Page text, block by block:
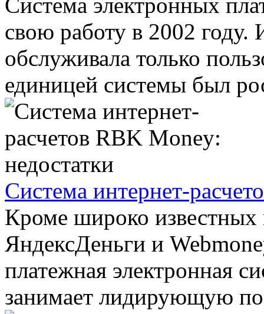
свою работу в 2002 году.
обслуживала только
единицей системы был
Система интернет-
Кроме широко известных
ЯндексДеньги и
платежная электронная
занимает лидирующую